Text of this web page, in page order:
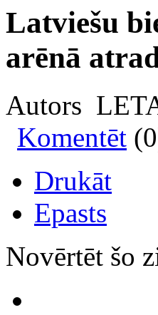
Latviešu
arēnā
Autors
Komentēt
Drukāt
Epasts
Novērtēt šo